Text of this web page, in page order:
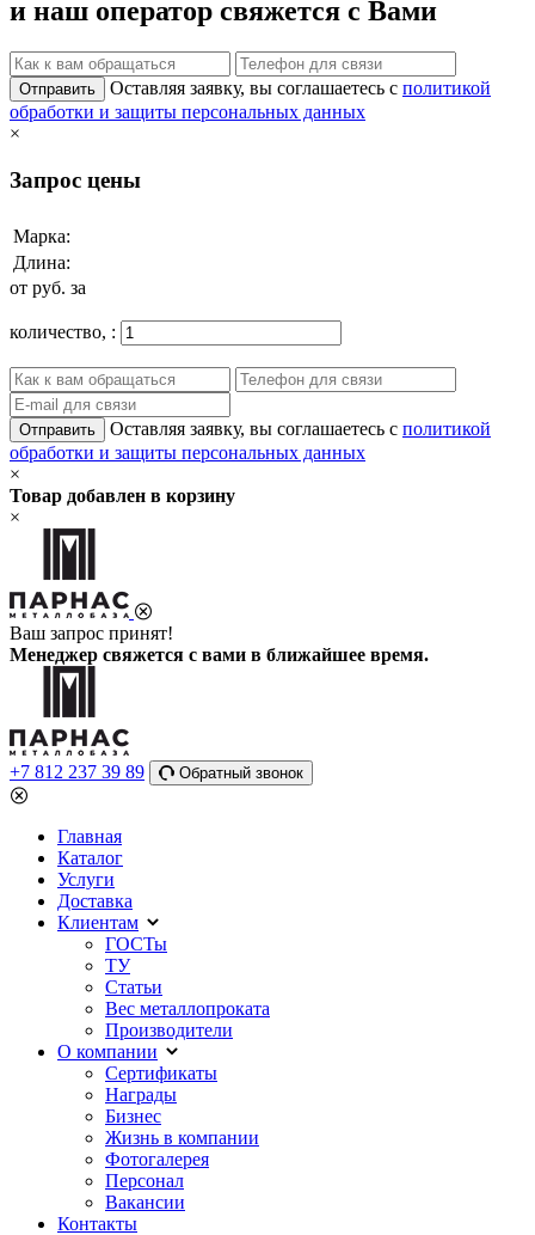
и наш оператор свяжется с Вами
Отправить Оставляя заявку, вы соглашаетесь с политикой
обработки и защиты персональных данных
×
Запрос цены
Марка:
Длина:
от руб. за
количество, :
Отправить Оставляя заявку, вы соглашаетесь с политикой
обработки и защиты персональных данных
×
Товар добавлен в корзину
×
Ваш запрос принят!
Менеджер свяжется с вами в ближайшее время.
+7 812 237 39 89 Обратный звонок
Главная
Каталог
Услуги
Доставка
Клиентам
ГОСТы
ТУ
Статьи
Вес металлопроката
Производители
О компании
Сертификаты
Награды
Бизнес
Жизнь в компании
Фотогалерея
Персонал
Вакансии
Контакты